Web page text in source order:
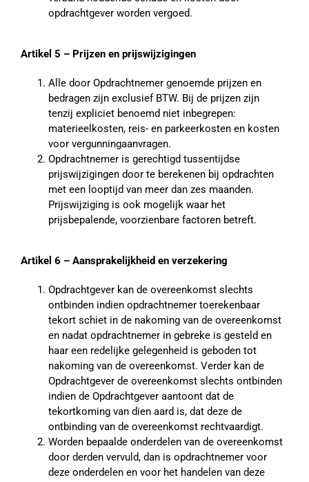
opdrachtgever worden vergoed.
Artikel 5 – Prijzen en prijswijzigingen
Alle door Opdrachtnemer genoemde prijzen en
bedragen zijn exclusief BTW. Bij de prijzen zijn
tenzij expliciet benoemd niet inbegrepen:
materieelkosten, reis- en parkeerkosten en kosten
voor vergunningaanvragen.
Opdrachtnemer is gerechtigd tussentijdse
prijswijzigingen door te berekenen bij opdrachten
met een looptijd van meer dan zes maanden.
Prijswijziging is ook mogelijk waar het
prijsbepalende, voorzienbare factoren betreft.
Artikel 6 – Aansprakelijkheid en verzekering
Opdrachtgever kan de overeenkomst slechts
ontbinden indien opdrachtnemer toerekenbaar
tekort schiet in de nakoming van de overeenkomst
en nadat opdrachtnemer in gebreke is gesteld en
haar een redelijke gelegenheid is geboden tot
nakoming van de overeenkomst. Verder kan de
Opdrachtgever de overeenkomst slechts ontbinden
indien de Opdrachtgever aantoont dat de
tekortkoming van dien aard is, dat deze de
ontbinding van de overeenkomst rechtvaardigt.
Worden bepaalde onderdelen van de overeenkomst
door derden vervuld, dan is opdrachtnemer voor
deze onderdelen en voor het handelen van deze